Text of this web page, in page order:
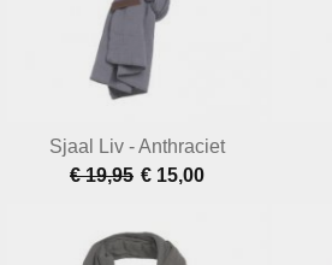
Sjaal Liv - Anthraciet
€ 19,95 € 15,00